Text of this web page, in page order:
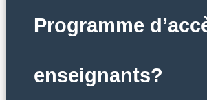
Programme
enseignants?